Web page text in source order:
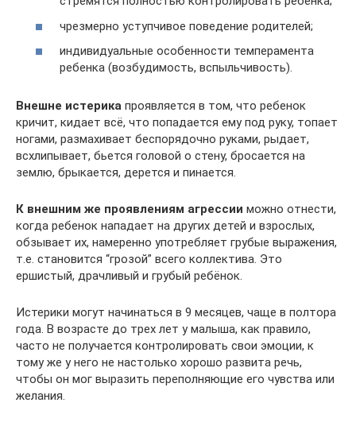
чрезмерно уступчивое поведение родителей;
индивидуальные особенности темперамента
ребенка (возбудимость, вспыльчивость).
Внешне истерика проявляется в том, что ребенок
кричит, кидает всё, что попадается ему под руку, топает
ногами, размахивает беспорядочно руками, рыдает,
всхлипывает, бьется головой о стену, бросается на
землю, брыкается, дерется и пинается.
К внешним же проявлениям агрессии можно отнести,
когда ребенок нападает на других детей и взрослых,
обзывает их, намеренно употребляет грубые выражения,
т.е. становится “грозой” всего коллектива. Это
ершистый, драчливый и грубый ребёнок.
Истерики могут начинаться в 9 месяцев, чаще в полтора
года. В возрасте до трех лет у малыша, как правило,
часто не получается контролировать свои эмоции, к
тому же у него не настолько хорошо развита речь,
чтобы он мог выразить переполняющие его чувства или
желания.